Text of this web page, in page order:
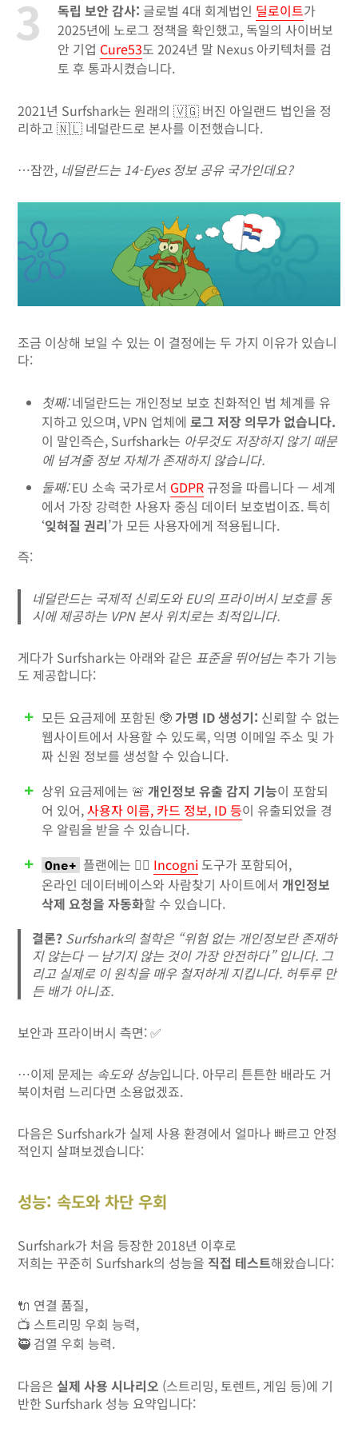
독립 보안 감사: 글로벌 4대 회계법인 딜로이트가
2025년에 노로그 정책을 확인했고, 독일의 사이버보
안 기업 Cure53도 2024년 말 Nexus 아키텍처를 검
토 후 통과시켰습니다.
2021년 Surfshark는 원래의 🇻🇬 버진 아일랜드 법인을 정
리하고 🇳🇱 네덜란드로 본사를 이전했습니다.
…잠깐, 네덜란드는 14-Eyes 정보 공유 국가인데요?
조금 이상해 보일 수 있는 이 결정에는 두 가지 이유가 있습니
다:
첫째:네덜란드는 개인정보 보호 친화적인 법 체계를 유
지하고 있으며, VPN 업체에로그 저장 의무가 없습니다.
이 말인즉슨, Surfshark는 아무것도 저장하지 않기 때문
에 넘겨줄 정보 자체가 존재하지 않습니다.
둘째:EU 소속 국가로서 GDPR규정을 따릅니다 — 세계
에서 가장 강력한 사용자 중심 데이터 보호법이죠. 특히
‘잊혀질 권리’가 모든 사용자에게 적용됩니다.
즉:
네덜란드는 국제적 신뢰도와 EU의 프라이버시 보호를 동
시에 제공하는 VPN 본사 위치로는 최적입니다.
게다가 Surfshark는 아래와 같은 표준을 뛰어넘는추가 기능
도 제공합니다:
모든 요금제에 포함된 🥸가명 ID 생성기: 신뢰할 수 없는
웹사이트에서 사용할 수 있도록, 익명 이메일 주소 및 가
짜 신원 정보를 생성할 수 있습니다.
상위 요금제에는 🚨 개인정보 유출 감지 기능이 포함되
어 있어,사용자 이름, 카드 정보, ID 등이 유출되었을 경
우 알림을 받을 수 있습니다.
One+ 플랜에는 🕵️‍♀️ Incogni 도구가 포함되어,
온라인 데이터베이스와 사람찾기 사이트에서 개인정보
삭제 요청을 자동화할 수 있습니다.
결론? Surfshark의 철학은 “위험 없는 개인정보란 존재하
지 않는다 — 남기지 않는 것이 가장 안전하다” 입니다. 그
리고 실제로 이 원칙을 매우 철저하게 지킵니다. 허투루 만
든 배가 아니죠.
보안과 프라이버시 측면: ✅
…이제 문제는 속도와 성능입니다. 아무리 튼튼한 배라도 거
북이처럼 느리다면 소용없겠죠.
다음은 Surfshark가 실제 사용 환경에서 얼마나 빠르고 안정
적인지 살펴보겠습니다:
성능: 속도와 차단 우회
Surfshark가 처음 등장한 2018년 이후로
저희는 꾸준히 Surfshark의 성능을 직접 테스트해왔습니다:
🔌 연결 품질,
📺 스트리밍 우회 능력,
🥷 검열 우회 능력.
다음은실제 사용 시나리오 (스트리밍, 토렌트, 게임 등)에 기
반한 Surfshark 성능 요약입니다: